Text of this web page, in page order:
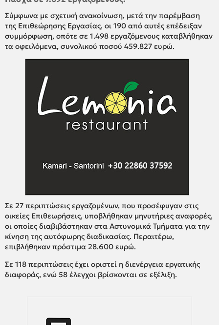
Σύμφωνα με σχετική ανακοίνωση, μετά την παρέμβαση
της Επιθεώρησης Εργασίας, οι 190 από αυτές επέδειξαν
συμμόρφωση, οπότε σε 1.498 εργαζόμενους καταβλήθηκαν
τα οφειλόμενα, συνολικού ποσού 459.827 ευρώ.
Σε 27 περιπτώσεις εργαζομένων, που προσέφυγαν στις
οικείες Επιθεωρήσεις, υποβλήθηκαν μηνυτήριες αναφορές,
οι οποίες διαβιβάστηκαν στα Αστυνομικά Τμήματα για την
κίνηση της αυτόφωρης διαδικασίας. Περαιτέρω,
επιβλήθηκαν πρόστιμα 28.600 ευρώ.
Σε 118 περιπτώσεις έχει οριστεί η διενέργεια εργατικής
διαφοράς, ενώ 58 έλεγχοι βρίσκονται σε εξέλιξη.